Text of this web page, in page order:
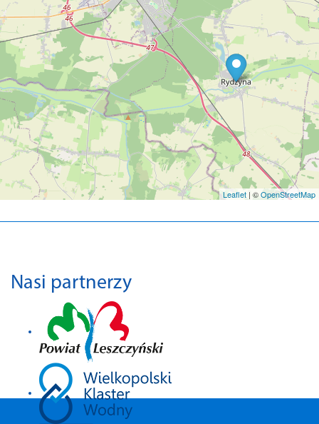
Leaflet | ©OpenStreetMap
Nasi partnerzy